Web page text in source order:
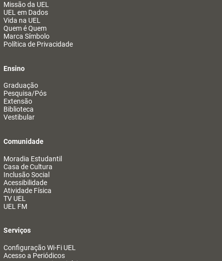
Missão da UEL
UEL em Dados
Vida na UEL
Quem é Quem
Marca Símbolo
Política de Privacidade
Ensino
Graduação
Pesquisa/Pós
Extensão
Biblioteca
Vestibular
Comunidade
Moradia Estudantil
Casa de Cultura
Inclusão Social
Acessibilidade
Atividade Física
TV UEL
UEL FM
Serviços
Configuração Wi-Fi UEL
Acesso a Periódicos